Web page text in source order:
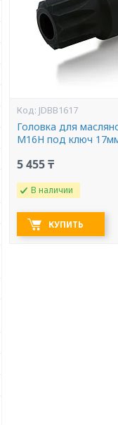
JDBB1617
Головка для
M16H под ключ
5 455 ₸
В наличии
КУПИТЬ